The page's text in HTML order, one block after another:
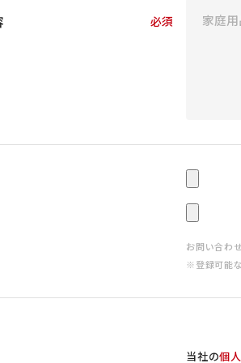
必須
お問い合わ
※登録可能
当社の個